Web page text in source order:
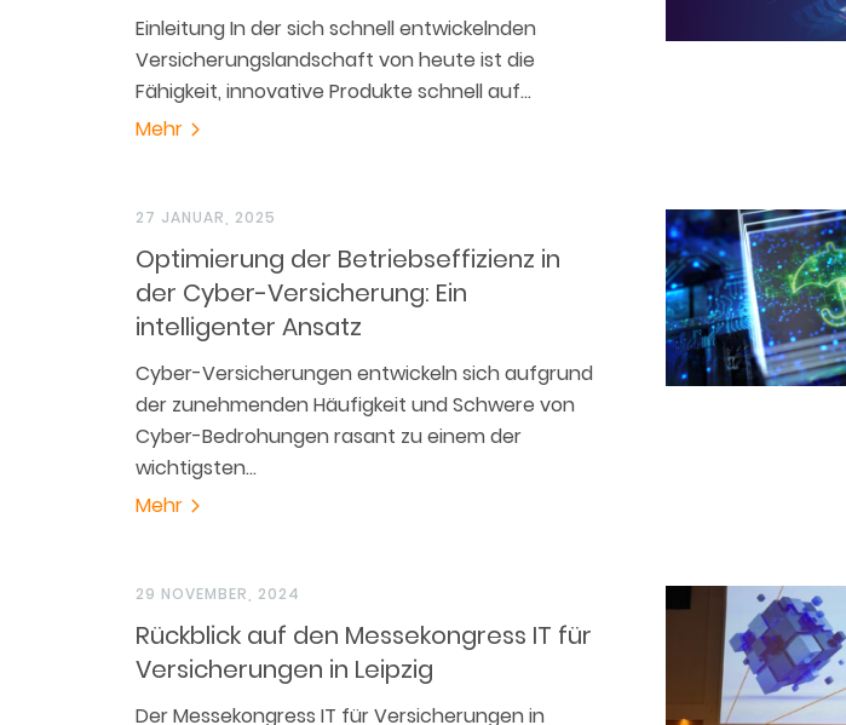
Einleitung In der sich schnell entwickelnden
Versicherungslandschaft von heute ist die
Fähigkeit, innovative Produkte schnell auf…
Mehr
27 JANUAR, 2025
Optimierung der Betriebseffizienz in
der Cyber-Versicherung: Ein
intelligenter Ansatz
Cyber-Versicherungen entwickeln sich aufgrund
der zunehmenden Häufigkeit und Schwere von
Cyber-Bedrohungen rasant zu einem der
wichtigsten…
Mehr
29 NOVEMBER, 2024
Rückblick auf den Messekongress IT für
Versicherungen in Leipzig
Der Messekongress IT für Versicherungen in